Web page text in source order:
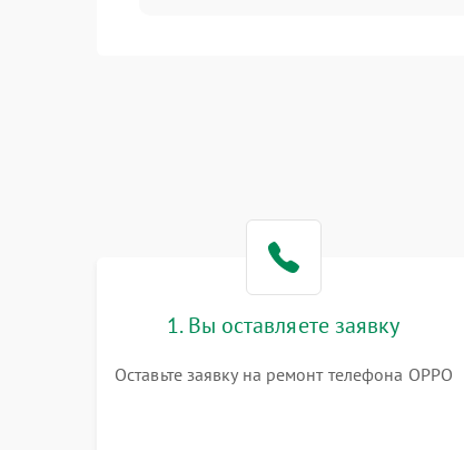
1. Вы оставляете заявку
Оставьте заявку на ремонт телефона OPPO